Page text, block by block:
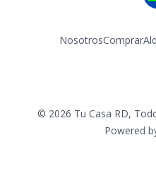
NosotrosComprar
© 2026 Tu Casa RD,
Powered